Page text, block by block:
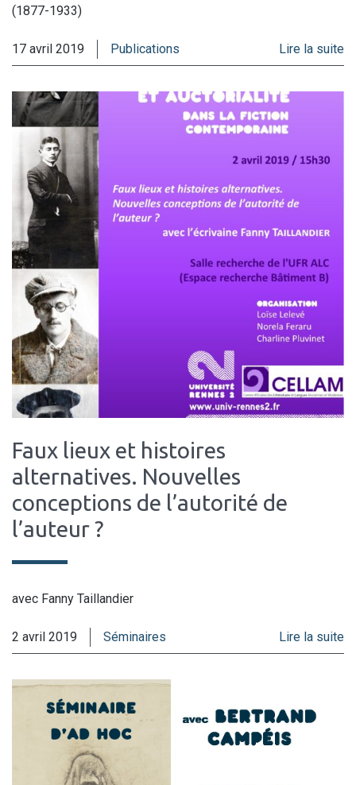
(1877-1933)
17 avril 2019 Publications Lire la suite
Faux lieux et histoires
alternatives. Nouvelles
conceptions de l’autorité de
l’auteur ?
avec Fanny Taillandier
2 avril 2019 Séminaires Lire la suite